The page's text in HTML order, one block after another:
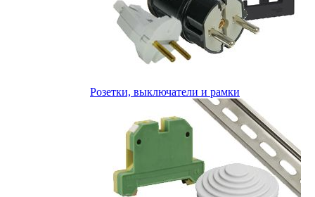
Розетки, выключатели и рамки